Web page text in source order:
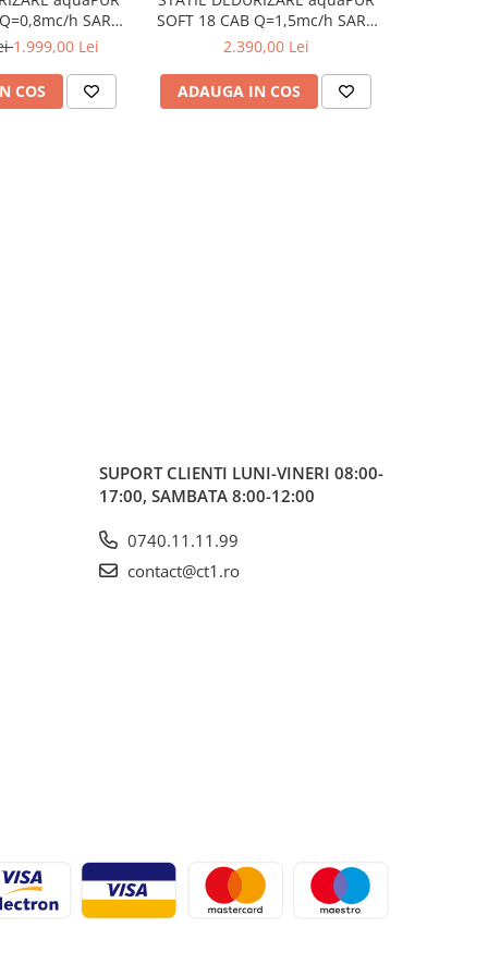
h SARE
BY-PASS)
1.999,00 Lei
COS
SOFT 18 CAB Q=1,5mc/h SARE
43KG (CU BY-PASS)
2.390,00 Lei
ADAUGA IN COS
SUPORT CLIENTI LUNI-VINERI 08:00-
17:00, SAMBATA 8:00-12:00
0740.11.11.99
contact@ct1.ro